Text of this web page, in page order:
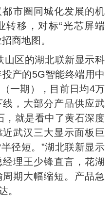
市圈同城化发展的机
转移，对标“光芯屏端
商地图。
山区的湖北联新显示科
产的5G智能终端用中
一期），目前日均4万
，大部分产品供应武
，就是看中了黄石深度
武汉三大显示面板巨
径短。”湖北联新显示
理王少锋直言，花湖
期大幅缩短。产品急
。